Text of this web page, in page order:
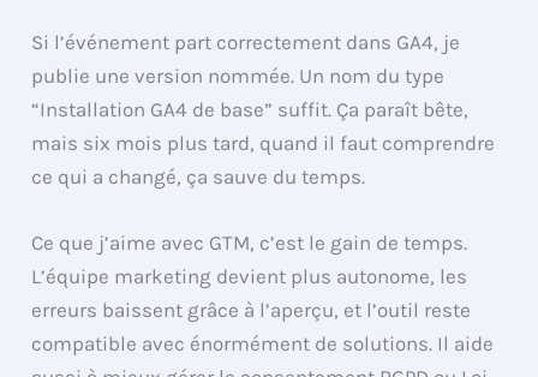
Si l’événement part correctement dans GA4, je
publie une version nommée. Un nom du type
“Installation GA4 de base” suffit. Ça paraît bête,
mais six mois plus tard, quand il faut comprendre
ce qui a changé, ça sauve du temps.
Ce que j’aime avec GTM, c’est le gain de temps.
L’équipe marketing devient plus autonome, les
erreurs baissent grâce à l’aperçu, et l’outil reste
compatible avec énormément de solutions. Il aide